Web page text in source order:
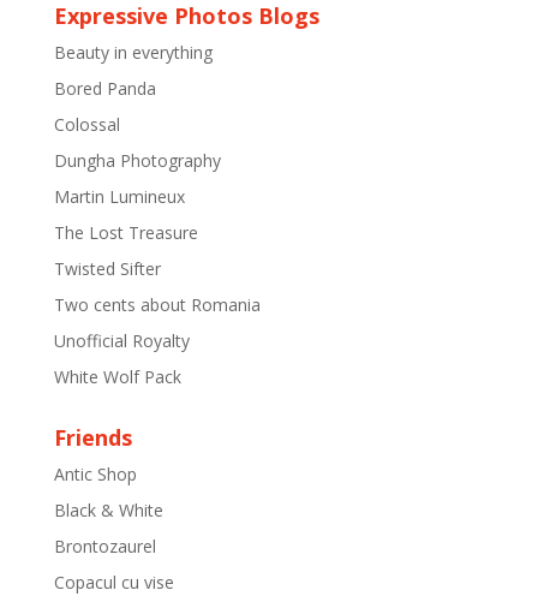
Expressive Photos Blogs
Beauty in everything
Bored Panda
Colossal
Dungha Photography
Martin Lumineux
The Lost Treasure
Twisted Sifter
Two cents about Romania
Unofficial Royalty
White Wolf Pack
Friends
Antic Shop
Black & White
Brontozaurel
Copacul cu vise